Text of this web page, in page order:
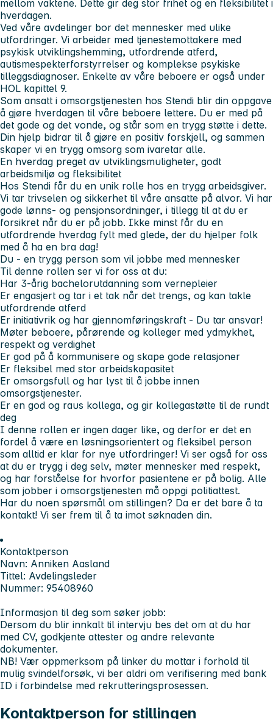
mellom vaktene. Dette gir deg stor frihet og en fleksibilitet i
hverdagen.
Ved våre avdelinger bor det mennesker med ulike
utfordringer. Vi arbeider med tjenestemottakere med
psykisk utviklingshemming, utfordrende atferd,
autismespekterforstyrrelser og komplekse psykiske
tilleggsdiagnoser. Enkelte av våre beboere er også under
HOL kapittel 9.
Som ansatt i omsorgstjenesten hos Stendi blir din oppgave
å gjøre hverdagen til våre beboere lettere. Du er med på
det gode og det vonde, og står som en trygg støtte i dette.
Din hjelp bidrar til å gjøre en positiv forskjell, og sammen
skaper vi en trygg omsorg som ivaretar alle.
En hverdag preget av utviklingsmuligheter, godt
arbeidsmiljø og fleksibilitet
Hos Stendi får du en unik rolle hos en trygg arbeidsgiver.
Vi tar trivselen og sikkerhet til våre ansatte på alvor. Vi har
gode lønns- og pensjonsordninger, i tillegg til at du er
forsikret når du er på jobb. Ikke minst får du en
utfordrende hverdag fylt med glede, der du hjelper folk
med å ha en bra dag!
Du - en trygg person som vil jobbe med mennesker
Til denne rollen ser vi for oss at du:
Har 3-årig bachelorutdanning som vernepleier
Er engasjert og tar i et tak når det trengs, og kan takle
utfordrende atferd
Er initiativrik og har gjennomføringskraft - Du tar ansvar!
Møter beboere, pårørende og kolleger med ydmykhet,
respekt og verdighet
Er god på å kommunisere og skape gode relasjoner
Er fleksibel med stor arbeidskapasitet
Er omsorgsfull og har lyst til å jobbe innen
omsorgstjenester.
Er en god og raus kollega, og gir kollegastøtte til de rundt
deg
I denne rollen er ingen dager like, og derfor er det en
fordel å være en løsningsorientert og fleksibel person
som alltid er klar for nye utfordringer! Vi ser også for oss
at du er trygg i deg selv, møter mennesker med respekt,
og har forståelse for hvorfor pasientene er på bolig. Alle
som jobber i omsorgstjenesten må oppgi politiattest.
Har du noen spørsmål om stillingen? Da er det bare å ta
kontakt! Vi ser frem til å ta imot søknaden din.
Kontaktperson
Navn: Anniken Aasland
Tittel: Avdelingsleder
Nummer: 95408960
Informasjon til deg som søker jobb:
Dersom du blir innkalt til intervju bes det om at du har
med CV, godkjente attester og andre relevante
dokumenter.
NB! Vær oppmerksom på linker du mottar i forhold til
mulig svindelforsøk, vi ber aldri om verifisering med bank
ID i forbindelse med rekrutteringsprosessen.
Kontaktperson for stillingen